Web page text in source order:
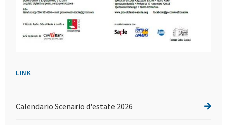
LINK
Calendario Scenario d'estate 2026